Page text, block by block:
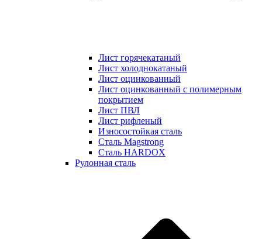
Лист горячекатаный
Лист холоднокатаный
Лист оцинкованный
Лист оцинкованный с полимерным
покрытием
Лист ПВЛ
Лист рифленый
Износостойкая сталь
Сталь Magstrong
Сталь HARDOX
Рулонная сталь